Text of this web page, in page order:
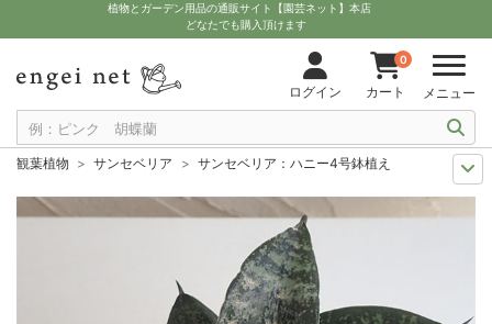
植物とガーデン用品の通販サイト【園芸ネット】本店
どなたでも購入頂けます
ログイン
0
カート メニュー
観葉植物 サンセベリア
サンセベリア：ハニー4号鉢植え
観葉植物特集
ポットサイズ別 4号～5.5号
サンセベリア：ハニー4号鉢
サンセベリア：ハニー4号鉢植え
チトセラン（サンセベリア）属